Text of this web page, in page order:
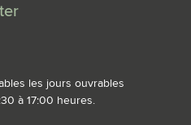
les jours ouvrables
à 17:00 heures.